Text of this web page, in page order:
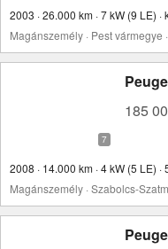
2003 · 26.000 km · 7 kW (9 LE)
Magánszemély · Pest vármegye
185
2008 · 14.000 km · 4 kW (5 LE) ·
Magánszemély · Szabolcs-